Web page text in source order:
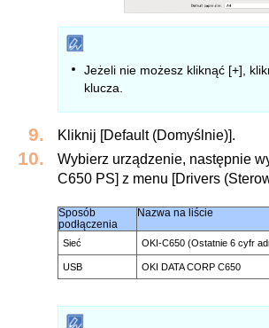
Jeżeli nie możesz kliknąć [+],
klucza.
Kliknij [Default (Domyślnie)].
Wybierz urządzenie, następnie
C650 PS] z menu [Drivers
Sposób
podłączenia
Nazwa na liście
Sieć OKI-C650 (Ostatnie 6 cyfr
USB OKI DATA CORP C650